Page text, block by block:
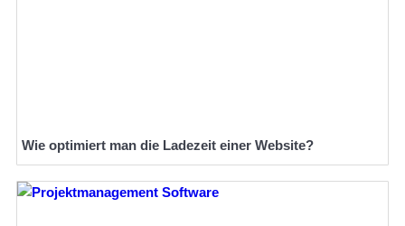
Wie optimiert man die Ladezeit einer Website?